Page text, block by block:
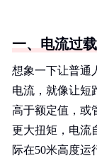
一、电流过
想象一下让普
电流，就像让短
高于额定值，或
更大扭矩，电流
际在50米高度运